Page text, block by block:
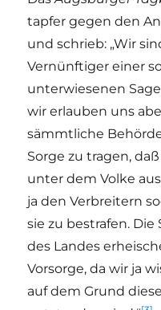
tapfer gegen den
und schrieb: „Wir
Vernünftiger einer
unterwiesenen
wir erlauben uns
sämmtliche
Sorge zu tragen,
unter dem Volke
ja den Verbreitern
sie zu bestrafen.
des Landes
Vorsorge, da wir ja
auf dem Grund